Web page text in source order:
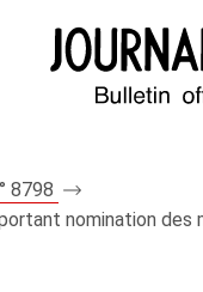
8798
nomination